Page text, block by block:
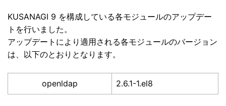
KUSANAGI 9 を構成している各モジュールのアップデー
トを行いました。
アップデートにより適用される各モジュールのバージョン
は、以下のとおりとなります。
openldap 2.6.1-1.el8